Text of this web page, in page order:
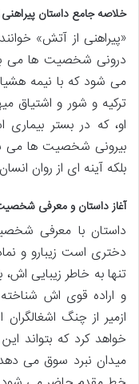
خلاصه جامع داستان
«پیراهنی از آتش»
درونی شخصیت ها می
می شود که با نیمه
ترکیه و شور و اشتیاق
او، که در بستر
بیرونی شخصیت ها می
بلکه آینه ای از روان
آغاز داستان و معرفی
داستان با معرفی
دختری است زیبارو و
تنها به خاطر زیبایی
و اراده قوی اش
ازمیر از چنگ
خواهد کرد که بتواند
میدان نبرد سوق می دهد